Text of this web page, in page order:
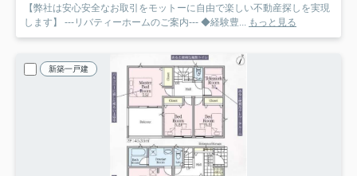
【弊社は安心安全なお取引をモットーに自由で楽しい不動産探しを実現
します】 ---リバティーホームのご案内--- ◆経験豊... もっと見る
新築一戸建